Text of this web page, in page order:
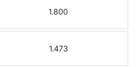
1.800
1.473